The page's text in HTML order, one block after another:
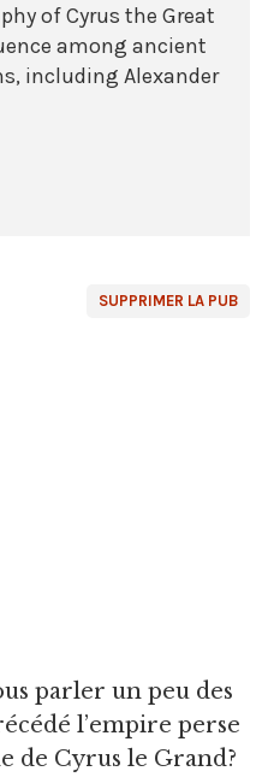
of Cyrus the Great
among ancient
including Alexander
SUPPRIMER LA PUB
parler un peu des
l’empire perse
de Cyrus le Grand?